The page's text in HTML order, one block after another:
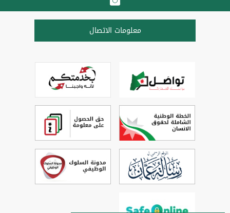
معلومات الاتصال